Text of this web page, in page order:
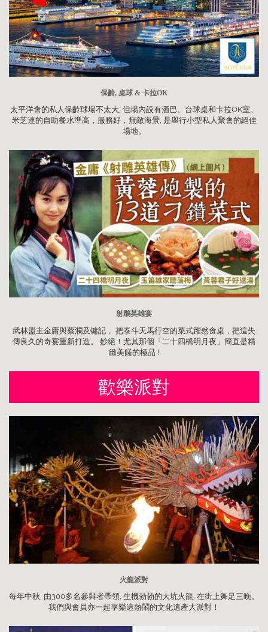
保齡, 桌球 & 卡拉OK
太平洋會的私人保齡球場不太大, 但場內設有酒巴、台球桌和卡拉OK室。
米芝連的自助餐水準高，服務好，無敵海景, 是舉行小型私人聚會的絕佳
場地。
射鵰英雄宴
武林盟主金庸與蔡瀾及镛記， 把泰斗天馬行空的菜式躍然食桌，把這失
傳良久的奇宴重新打造。 妙絕！尤其那個「二十四橋明月夜」簡直是精
緻美饈的極品 !
歡樂派對
火龍派對
每年中秋, 由300多名參與者帶領, 生機勃勃的大坑火龍, 在街上舞足三晚。
我們與會員亦一起享樂這熱鬧的文化遺產大派對！